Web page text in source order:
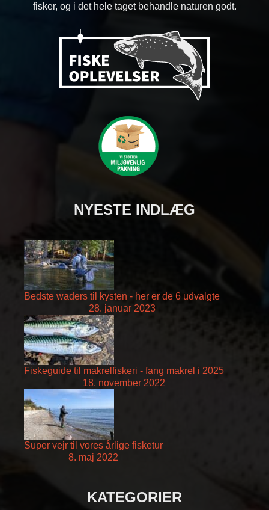
fisker, og i det hele taget behandle naturen godt.
NYESTE INDLÆG
Bedste waders til kysten - her er de 6 udvalgte
28. januar 2023
Fiskeguide til makrelfiskeri - fang makrel i 2025
18. november 2022
Super vejr til vores årlige fisketur
8. maj 2022
KATEGORIER